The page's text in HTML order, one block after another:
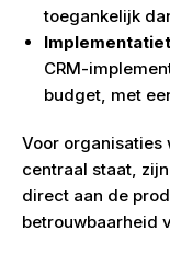
toegankelijk
CRM-
budget, met
Voor
centraal staat,
direct aan de
betrouwbaarheid